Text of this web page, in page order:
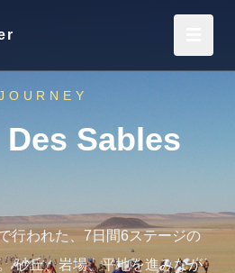
Sables
行われた、7日間6ステージの
砂丘、岩場、平地を進みなが